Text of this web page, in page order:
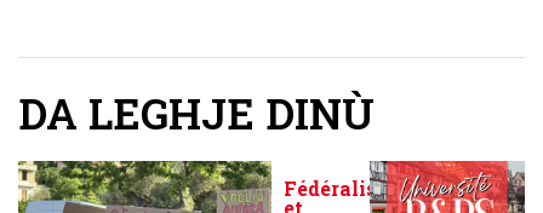
DA LEGHJE DINÙ
Fédéralisme
et